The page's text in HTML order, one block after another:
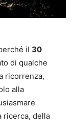
il 30
di qualche
ricorrenza,
alla
ricerca, della